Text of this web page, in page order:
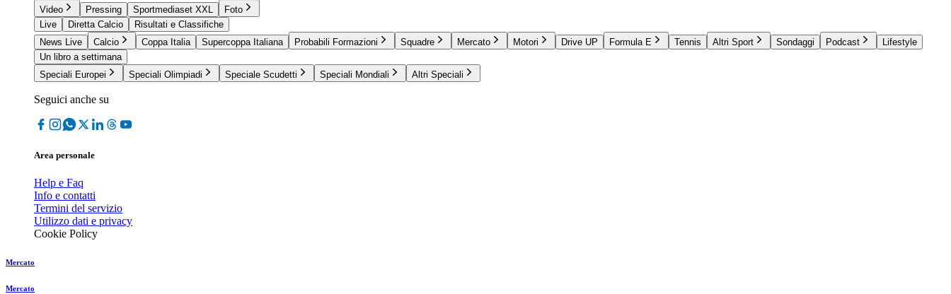
Video Pressing Sportmediaset XXL
Foto
Live
Diretta Calcio
Risultati e Classifiche
News Live
Calcio Coppa Italia Supercoppa Italiana Probabili Formazioni Squadre Mercato Motori Drive UP Formula E Tennis Altri Sport Sondaggi Podcast
Lifestyle
Un libro a settimana
Speciali Europei
Speciali Olimpiadi Speciale Scudetti Speciali Mondiali Altri Speciali
Seguici anche su
Area personale
Help e Faq
Info e contatti
Termini del servizio
Utilizzo dati e privacy
Cookie Policy
Mercato
Mercato